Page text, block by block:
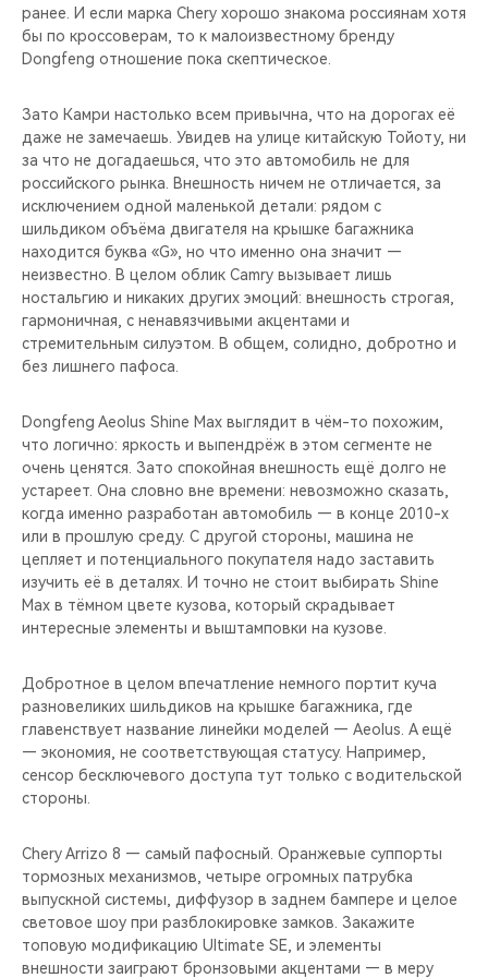
ранее. И если марка Chery хорошо знакома россиянам хотя
бы по кроссоверам, то к малоизвестному бренду
Dongfeng отношение пока скептическое.
Зато Камри настолько всем привычна, что на дорогах её
даже не замечаешь. Увидев на улице китайскую Тойоту, ни
за что не догадаешься, что это автомобиль не для
российского рынка. Внешность ничем не отличается, за
исключением одной маленькой детали: рядом с
шильдиком объёма двигателя на крышке багажника
находится буква «G», но что именно она значит —
неизвестно. В целом облик Camry вызывает лишь
ностальгию и никаких других эмоций: внешность строгая,
гармоничная, с ненавязчивыми акцентами и
стремительным силуэтом. В общем, солидно, добротно и
без лишнего пафоса.
Dongfeng Aeolus Shine Max выглядит в чём-то похожим,
что логично: яркость и выпендрёж в этом сегменте не
очень ценятся. Зато спокойная внешность ещё долго не
устареет. Она словно вне времени: невозможно сказать,
когда именно разработан автомобиль — в конце 2010-х
или в прошлую среду. С другой стороны, машина не
цепляет и потенциального покупателя надо заставить
изучить её в деталях. И точно не стоит выбирать Shine
Max в тёмном цвете кузова, который скрадывает
интересные элементы и выштамповки на кузове.
Добротное в целом впечатление немного портит куча
разновеликих шильдиков на крышке багажника, где
главенствует название линейки моделей — Aeolus. А ещё
— экономия, не соответствующая статусу. Например,
сенсор бесключевого доступа тут только с водительской
стороны.
Chery Arrizo 8 — самый пафосный. Оранжевые суппорты
тормозных механизмов, четыре огромных патрубка
выпускной системы, диффузор в заднем бампере и целое
световое шоу при разблокировке замков. Закажите
топовую модификацию Ultimate SE, и элементы
внешности заиграют бронзовыми акцентами — в меру